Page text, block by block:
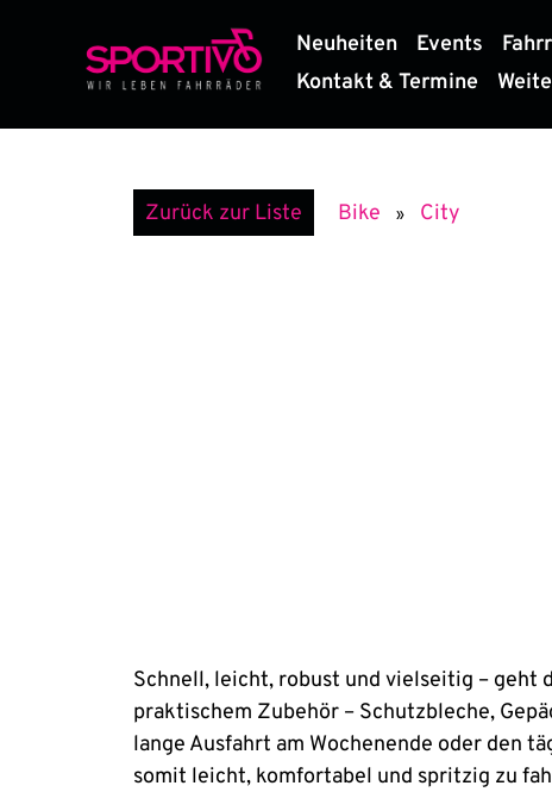
Neuheiten Events
Kontakt & Termine
Zurück zur Liste Bike » City
Schnell, leicht, robust und vielseitig – geht
praktischem Zubehör – Schutzbleche,
lange Ausfahrt am Wochenende oder den
somit leicht, komfortabel und spritzig zu